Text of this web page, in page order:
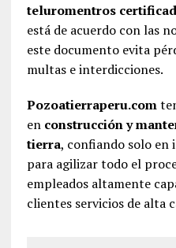
teluromentros
está de acuerdo con las
este documento evita
multas e interdicciones.
Pozoatierraperu.com
en construcción y
tierra, confiando solo en
para agilizar todo el
empleados altamente
clientes servicios de alta